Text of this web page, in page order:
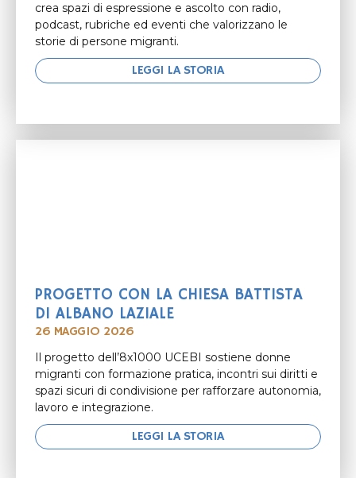
crea spazi di espressione e ascolto con radio,
podcast, rubriche ed eventi che valorizzano le
storie di persone migranti.
LEGGI LA STORIA
PROGETTO CON LA CHIESA BATTISTA
DI ALBANO LAZIALE
26 MAGGIO 2026
Il progetto dell’8x1000 UCEBI sostiene donne
migranti con formazione pratica, incontri sui diritti e
spazi sicuri di condivisione per rafforzare autonomia,
lavoro e integrazione.
LEGGI LA STORIA